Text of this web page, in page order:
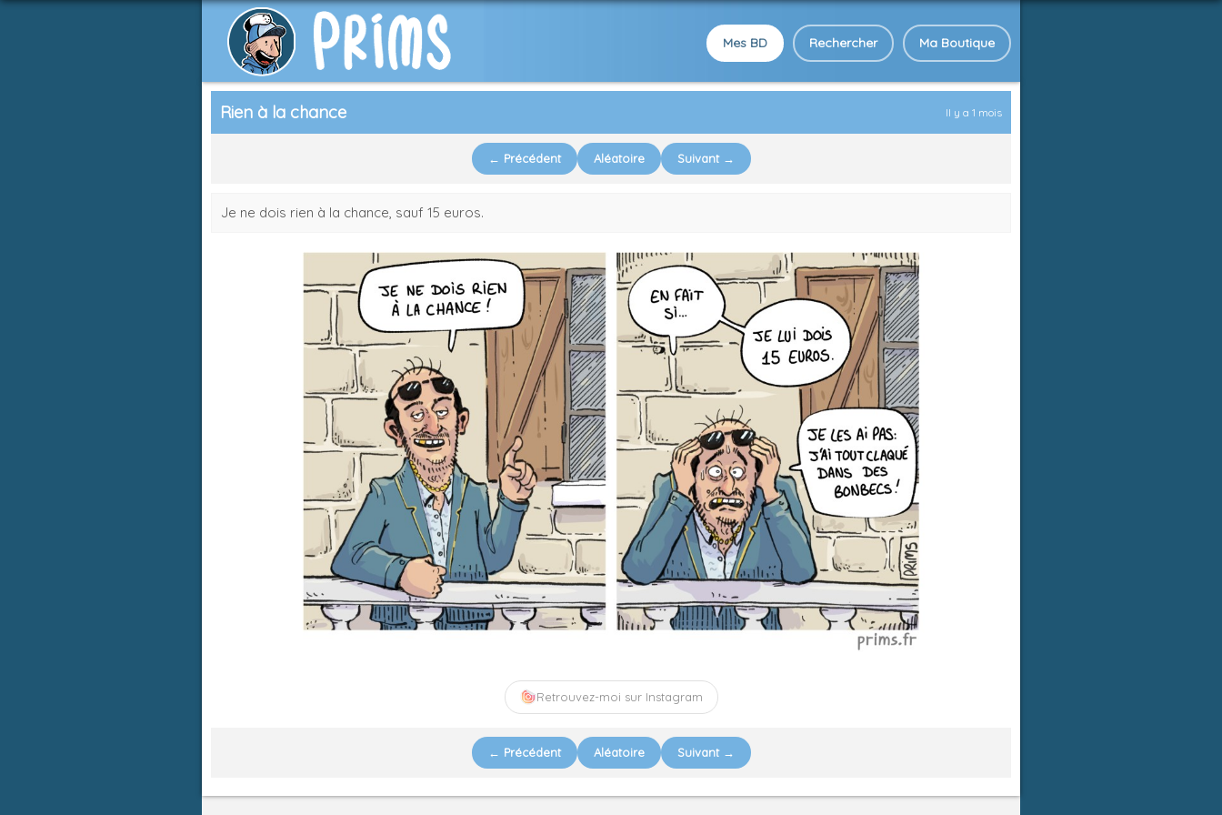
Mes BD Rechercher Ma Boutique
Rien à la chance Il y a 1 mois
← Précédent Aléatoire Suivant →
Je ne dois rien à la chance, sauf 15 euros.
Retrouvez-moi sur Instagram
← Précédent Aléatoire Suivant →